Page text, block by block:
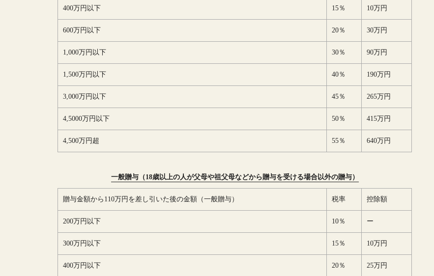
400万円以下 15％ 10万円
600万円以下 20％ 30万円
1,000万円以下 30％ 90万円
1,500万円以下 40％ 190万円
3,000万円以下 45％ 265万円
4,5000万円以下 50％ 415万円
4,500万円超 55％ 640万円
一般贈与（18歳以上の人が父母や祖父母などから贈与を受ける場合以外の贈与）
贈与金額から110万円を差し引いた後の金額（一般贈与） 税率 控除額
200万円以下 10％ ー
300万円以下 15％ 10万円
400万円以下 20％ 25万円